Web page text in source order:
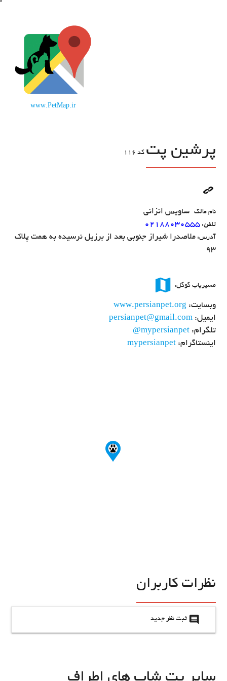
www.PetMap.ir
پرشین پت کد 116
نام مالکساویس انزانی
تلفن:02188030555
آدرس:ملاصدرا شیراز جنوبی بعد از برزیل نرسیده به همت پلاک
93
مسیریاب گوگل: map
وبسایت:www.persianpet.org
ایمیل:persianpet@gmail.com
تلگرام:@mypersianpet
اینستاگرام:mypersianpet
نظرات کاربران
insert_comment ثبت نظر جدید